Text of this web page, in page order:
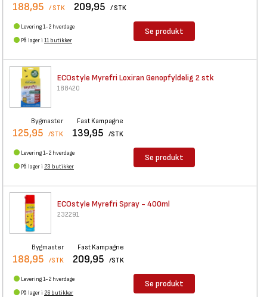
188,95 / STK 209,95 / STK
Levering 1-2 hverdage
På lager i 11 butikker
Se produkt
ECOstyle Myrefri Loxiran Genopfyldelig 2 stk
188420
Bygmaster
125,95 /STK
Fast Kampagne
139,95 /STK
Levering 1-2 hverdage
På lager i 23 butikker
Se produkt
ECOstyle Myrefri Spray - 400ml
232291
Bygmaster
188,95 /STK
Fast Kampagne
209,95 /STK
Levering 1-2 hverdage
På lager i 26 butikker
Se produkt